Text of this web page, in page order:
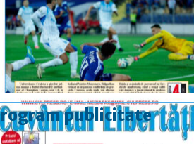
publicitate